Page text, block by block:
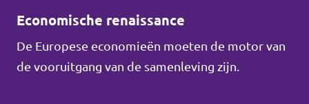
Economische renaissance
De Europese economieën moeten de motor van
de vooruitgang van de samenleving zijn.